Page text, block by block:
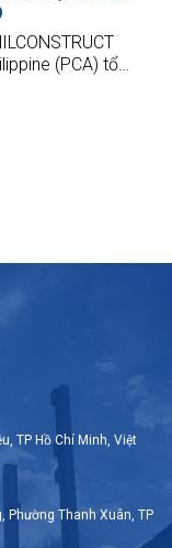
(PCA) tổ
TP Hồ Chí Minh, Việt
Phường Thanh Xuân, TP